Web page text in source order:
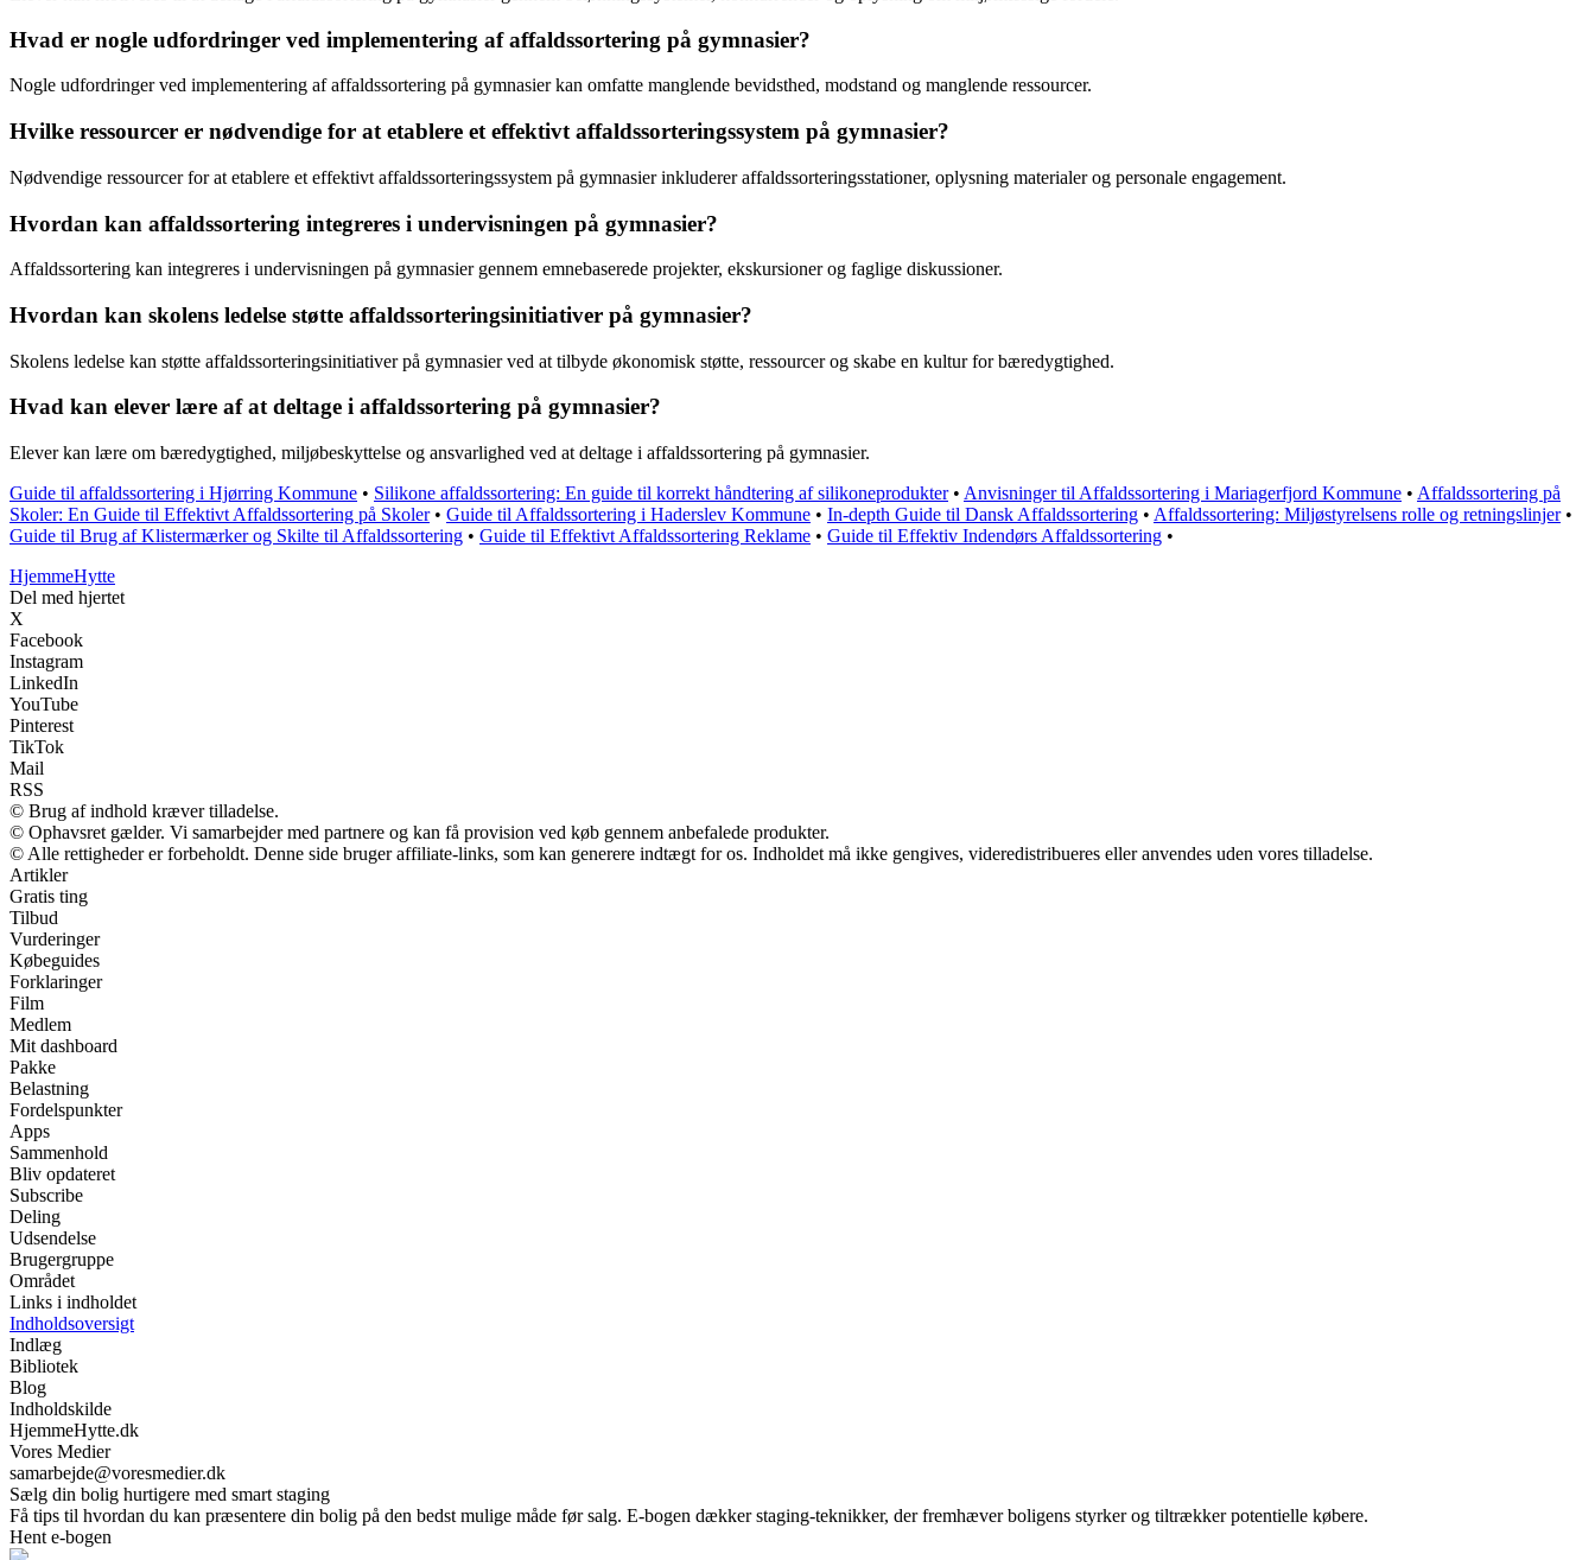
Hvad er nogle udfordringer ved implementering af affaldssortering på gymnasier?
Nogle udfordringer ved implementering af affaldssortering på gymnasier kan omfatte manglende bevidsthed, modstand og manglende ressourcer.
Hvilke ressourcer er nødvendige for at etablere et effektivt affaldssorteringssystem på gymnasier?
Nødvendige ressourcer for at etablere et effektivt affaldssorteringssystem på gymnasier inkluderer affaldssorteringsstationer, oplysning materialer og personale engagement.
Hvordan kan affaldssortering integreres i undervisningen på gymnasier?
Affaldssortering kan integreres i undervisningen på gymnasier gennem emnebaserede projekter, ekskursioner og faglige diskussioner.
Hvordan kan skolens ledelse støtte affaldssorteringsinitiativer på gymnasier?
Skolens ledelse kan støtte affaldssorteringsinitiativer på gymnasier ved at tilbyde økonomisk støtte, ressourcer og skabe en kultur for bæredygtighed.
Hvad kan elever lære af at deltage i affaldssortering på gymnasier?
Elever kan lære om bæredygtighed, miljøbeskyttelse og ansvarlighed ved at deltage i affaldssortering på gymnasier.
Guide til affaldssortering i Hjørring Kommune • Silikone affaldssortering: En guide til korrekt håndtering af silikoneprodukter• Anvisninger til Affaldssortering i Mariagerfjord Kommune • Affaldssortering på
Skoler: En Guide til Effektivt Affaldssortering på Skoler• Guide til Affaldssortering i Haderslev Kommune • In-depth Guide til Dansk Affaldssortering • Affaldssortering: Miljøstyrelsens rolle og retningslinjer•
Guide til Brug af Klistermærker og Skilte til Affaldssortering • Guide til Effektivt Affaldssortering Reklame • Guide til Effektiv Indendørs Affaldssortering •
HjemmeHytte
Del med hjertet
X
Facebook
Instagram
LinkedIn
YouTube
Pinterest
TikTok
Mail
RSS
© Brug af indhold kræver tilladelse.
© Ophavsret gælder. Vi samarbejder med partnere og kan få provision ved køb gennem anbefalede produkter.
© Alle rettigheder er forbeholdt. Denne side bruger affiliate-links, som kan generere indtægt for os. Indholdet må ikke gengives, videredistribueres eller anvendes uden vores tilladelse.
Artikler
Gratis ting
Tilbud
Vurderinger
Købeguides
Forklaringer
Film
Medlem
Mit dashboard
Pakke
Belastning
Fordelspunkter
Apps
Sammenhold
Bliv opdateret
Subscribe
Deling
Udsendelse
Brugergruppe
Området
Links i indholdet
Indholdsoversigt
Indlæg
Bibliotek
Blog
Indholdskilde
HjemmeHytte.dk
Vores Medier
samarbejde@voresmedier.dk
Sælg din bolig hurtigere med smart staging
Få tips til hvordan du kan præsentere din bolig på den bedst mulige måde før salg. E-bogen dækker staging-teknikker, der fremhæver boligens styrker og tiltrækker potentielle købere.
Hent e-bogen